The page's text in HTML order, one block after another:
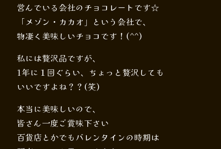
営んでいる会社のチョコレートです☆
「メゾン・カカオ」という会社で、
物凄く美味しいチョコです！(^^)
私には贅沢品ですが、
1年に１回ぐらい、ちょっと贅沢しても
いいですよね？？(笑)
本当に美味しいので、
皆さん一度ご賞味下さい
百貨店とかでもバレンタインの時期は